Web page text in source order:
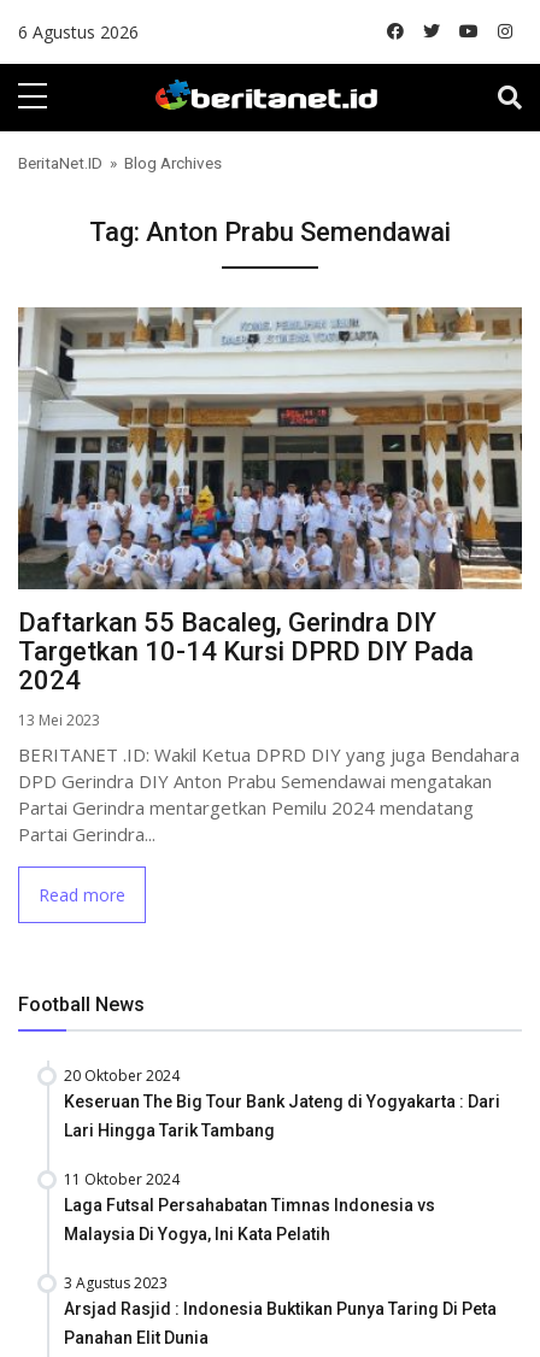
6 Agustus 2026
BeritaNet.ID » Blog Archives
Tag: Anton Prabu Semendawai
Daftarkan 55 Bacaleg, Gerindra DIY
Targetkan 10-14 Kursi DPRD DIY Pada
2024
13 Mei 2023
BERITANET .ID: Wakil Ketua DPRD DIY yang juga Bendahara
DPD Gerindra DIY Anton Prabu Semendawai mengatakan
Partai Gerindra mentargetkan Pemilu 2024 mendatang
Partai Gerindra...
Read more
Football News
20 Oktober 2024
Keseruan The Big Tour Bank Jateng di Yogyakarta : Dari
Lari Hingga Tarik Tambang
11 Oktober 2024
Laga Futsal Persahabatan Timnas Indonesia vs
Malaysia Di Yogya, Ini Kata Pelatih
3 Agustus 2023
Arsjad Rasjid : Indonesia Buktikan Punya Taring Di Peta
Panahan Elit Dunia